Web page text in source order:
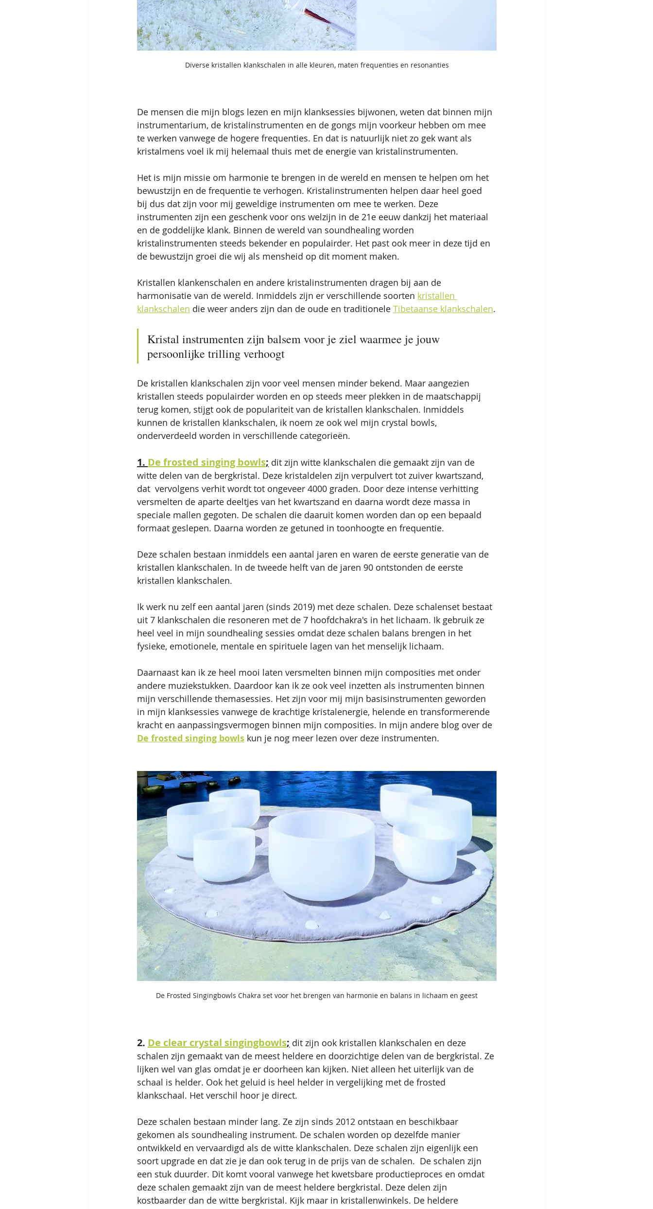
Diverse kristallen klankschalen in alle kleuren, maten frequenties en resonanties
De mensen die mijn blogs lezen en mijn klanksessies bijwonen, weten dat binnen mijn
instrumentarium, de kristalinstrumenten en de gongs mijn voorkeur hebben om mee
te werken vanwege de hogere frequenties. En dat is natuurlijk niet zo gek want als
kristalmens voel ik mij helemaal thuis met de energie van kristalinstrumenten.
Het is mijn missie om harmonie te brengen in de wereld en mensen te helpen om het
bewustzijn en de frequentie te verhogen. Kristalinstrumenten helpen daar heel goed
bij dus dat zijn voor mij geweldige instrumenten om mee te werken. Deze
instrumenten zijn een geschenk voor ons welzijn in de 21e eeuw dankzij het materiaal
en de goddelijke klank. Binnen de wereld van soundhealing worden
kristalinstrumenten steeds bekender en populairder. Het past ook meer in deze tijd en
de bewustzijn groei die wij als mensheid op dit moment maken.
Kristallen klankenschalen en andere kristalinstrumenten dragen bij aan de
harmonisatie van de wereld. Inmiddels zijn er verschillende soorten kristallen
klankschalen die weer anders zijn dan de oude en traditionele Tibetaanse klankschalen.
Kristal instrumenten zijn balsem voor je ziel waarmee je jouw
persoonlijke trilling verhoogt
De kristallen klankschalen zijn voor veel mensen minder bekend. Maar aangezien
kristallen steeds populairder worden en op steeds meer plekken in de maatschappij
terug komen, stijgt ook de populariteit van de kristallen klankschalen. Inmiddels
kunnen de kristallen klankschalen, ik noem ze ook wel mijn crystal bowls,
onderverdeeld worden in verschillende categorieën.
1. De frosted singing bowls; dit zijn witte klankschalen die gemaakt zijn van de
witte delen van de bergkristal. Deze kristaldelen zijn verpulvert tot zuiver kwartszand,
dat  vervolgens verhit wordt tot ongeveer 4000 graden. Door deze intense verhitting
versmelten de aparte deeltjes van het kwartszand en daarna wordt deze massa in
speciale mallen gegoten. De schalen die daaruit komen worden dan op een bepaald
formaat geslepen. Daarna worden ze getuned in toonhoogte en frequentie.
Deze schalen bestaan inmiddels een aantal jaren en waren de eerste generatie van de
kristallen klankschalen. In de tweede helft van de jaren 90 ontstonden de eerste
kristallen klankschalen.
Ik werk nu zelf een aantal jaren (sinds 2019) met deze schalen. Deze schalenset bestaat
uit 7 klankschalen die resoneren met de 7 hoofdchakra's in het lichaam. Ik gebruik ze
heel veel in mijn soundhealing sessies omdat deze schalen balans brengen in het
fysieke, emotionele, mentale en spirituele lagen van het menselijk lichaam.
Daarnaast kan ik ze heel mooi laten versmelten binnen mijn composities met onder
andere muziekstukken. Daardoor kan ik ze ook veel inzetten als instrumenten binnen
mijn verschillende themasessies. Het zijn voor mij mijn basisinstrumenten geworden
in mijn klanksessies vanwege de krachtige kristalenergie, helende en transformerende
kracht en aanpassingsvermogen binnen mijn composities. In mijn andere blog over de
De frosted singing bowls kun je nog meer lezen over deze instrumenten.
De Frosted Singingbowls Chakra set voor het brengen van harmonie en balans in lichaam en geest
2. De clear crystal singingbowls; dit zijn ook kristallen klankschalen en deze
schalen zijn gemaakt van de meest heldere en doorzichtige delen van de bergkristal. Ze
lijken wel van glas omdat je er doorheen kan kijken. Niet alleen het uiterlijk van de
schaal is helder. Ook het geluid is heel helder in vergelijking met de frosted
klankschaal. Het verschil hoor je direct.
Deze schalen bestaan minder lang. Ze zijn sinds 2012 ontstaan en beschikbaar
gekomen als soundhealing instrument. De schalen worden op dezelfde manier
ontwikkeld en vervaardigd als de witte klankschalen. Deze schalen zijn eigenlijk een
soort upgrade en dat zie je dan ook terug in de prijs van de schalen.  De schalen zijn
een stuk duurder. Dit komt vooral vanwege het kwetsbare productieproces en omdat
deze schalen gemaakt zijn van de meest heldere bergkristal. Deze delen zijn
kostbaarder dan de witte bergkristal. Kijk maar in kristallenwinkels. De heldere